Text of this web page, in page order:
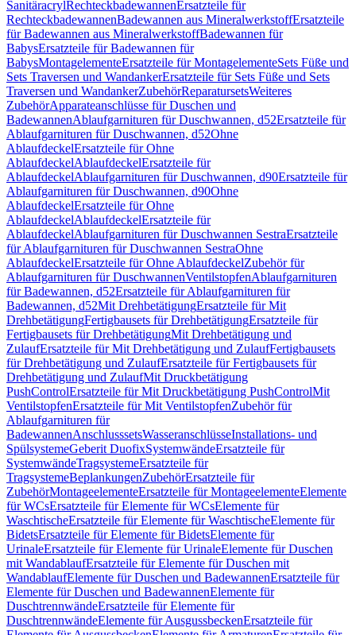
SanitäracrylRechteckbadewannenErsatzteile für
RechteckbadewannenBadewannen aus MineralwerkstoffErsatzteile
für Badewannen aus MineralwerkstoffBadewannen für
BabysErsatzteile für Badewannen für
BabysMontagelementeErsatzteile für MontagelementeSets Füße und
Sets Traversen und WandankerErsatzteile für Sets Füße und Sets
Traversen und WandankerZubehörReparatursetsWeiteres
ZubehörApparateanschlüsse für Duschen und
BadewannenAblaufgarnituren für Duschwannen, d52Ersatzteile für
Ablaufgarnituren für Duschwannen, d52Ohne
AblaufdeckelErsatzteile für Ohne
AblaufdeckelAblaufdeckelErsatzteile für
AblaufdeckelAblaufgarnituren für Duschwannen, d90Ersatzteile für
Ablaufgarnituren für Duschwannen, d90Ohne
AblaufdeckelErsatzteile für Ohne
AblaufdeckelAblaufdeckelErsatzteile für
AblaufdeckelAblaufgarnituren für Duschwannen SestraErsatzteile
für Ablaufgarnituren für Duschwannen SestraOhne
AblaufdeckelErsatzteile für Ohne AblaufdeckelZubehör für
Ablaufgarnituren für DuschwannenVentilstopfenAblaufgarnituren
für Badewannen, d52Ersatzteile für Ablaufgarnituren für
Badewannen, d52Mit DrehbetätigungErsatzteile für Mit
DrehbetätigungFertigbausets für DrehbetätigungErsatzteile für
Fertigbausets für DrehbetätigungMit Drehbetätigung und
ZulaufErsatzteile für Mit Drehbetätigung und ZulaufFertigbausets
für Drehbetätigung und ZulaufErsatzteile für Fertigbausets für
Drehbetätigung und ZulaufMit Druckbetätigung
PushControlErsatzteile für Mit Druckbetätigung PushControlMit
VentilstopfenErsatzteile für Mit VentilstopfenZubehör für
Ablaufgarnituren für
BadewannenAnschlusssetsWasseranschlüsseInstallations- und
SpülsystemeGeberit DuofixSystemwändeErsatzteile für
SystemwändeTragsystemeErsatzteile für
TragsystemeBeplankungenZubehörErsatzteile für
ZubehörMontageelementeErsatzteile für MontageelementeElemente
für WCsErsatzteile für Elemente für WCsElemente für
WaschtischeErsatzteile für Elemente für WaschtischeElemente für
BidetsErsatzteile für Elemente für BidetsElemente für
UrinaleErsatzteile für Elemente für UrinaleElemente für Duschen
mit WandablaufErsatzteile für Elemente für Duschen mit
WandablaufElemente für Duschen und BadewannenErsatzteile für
Elemente für Duschen und BadewannenElemente für
DuschtrennwändeErsatzteile für Elemente für
DuschtrennwändeElemente für AusgussbeckenErsatzteile für